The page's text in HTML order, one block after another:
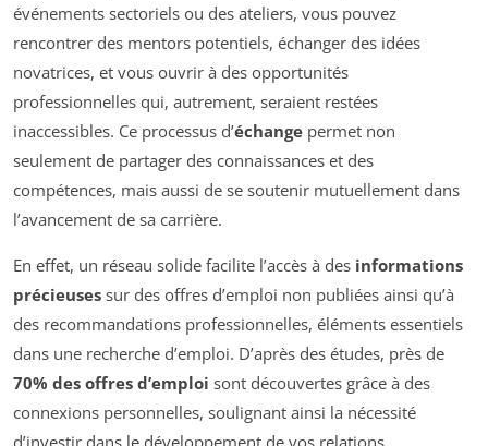
événements sectoriels ou des ateliers, vous pouvez
rencontrer des mentors potentiels, échanger des idées
novatrices, et vous ouvrir à des opportunités
professionnelles qui, autrement, seraient restées
inaccessibles. Ce processus d’échange permet non
seulement de partager des connaissances et des
compétences, mais aussi de se soutenir mutuellement dans
l’avancement de sa carrière.
En effet, un réseau solide facilite l’accès à des informations
précieuses sur des offres d’emploi non publiées ainsi qu’à
des recommandations professionnelles, éléments essentiels
dans une recherche d’emploi. D’après des études, près de
70% des offres d’emploi sont découvertes grâce à des
connexions personnelles, soulignant ainsi la nécessité
d’investir dans le développement de vos relations